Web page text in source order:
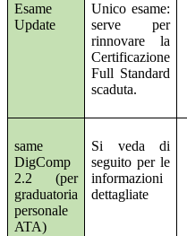
Esame
Update
Unico esame:
serve per
rinnovare la
Certificazione
Full Standard
scaduta.
same
DigComp
2.2 (per
graduatoria
personale
ATA)
Si veda di
seguito per le
informazioni
dettagliate